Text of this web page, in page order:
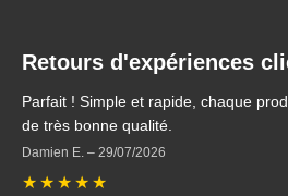
Retours d'expériences
Parfait ! Simple et rapide, chaque
de très bonne qualité.
Damien E. – 29/07/2026
★ ★ ★ ★ ★